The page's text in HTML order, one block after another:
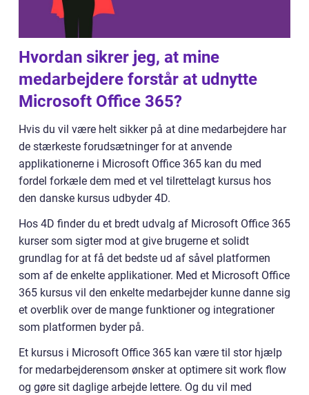
Hvordan sikrer jeg, at mine
medarbejdere forstår at udnytte
Microsoft Office 365?
Hvis du vil være helt sikker på at dine medarbejdere har
de stærkeste forudsætninger for at anvende
applikationerne i Microsoft Office 365 kan du med
fordel forkæle dem med et vel tilrettelagt kursus hos
den danske kursus udbyder 4D.
Hos 4D finder du et bredt udvalg af Microsoft Office 365
kurser som sigter mod at give brugerne et solidt
grundlag for at få det bedste ud af såvel platformen
som af de enkelte applikationer. Med et Microsoft Office
365 kursus vil den enkelte medarbejder kunne danne sig
et overblik over de mange funktioner og integrationer
som platformen byder på.
Et kursus i Microsoft Office 365 kan være til stor hjælp
for medarbejderensom ønsker at optimere sit work flow
og gøre sit daglige arbejde lettere. Og du vil med